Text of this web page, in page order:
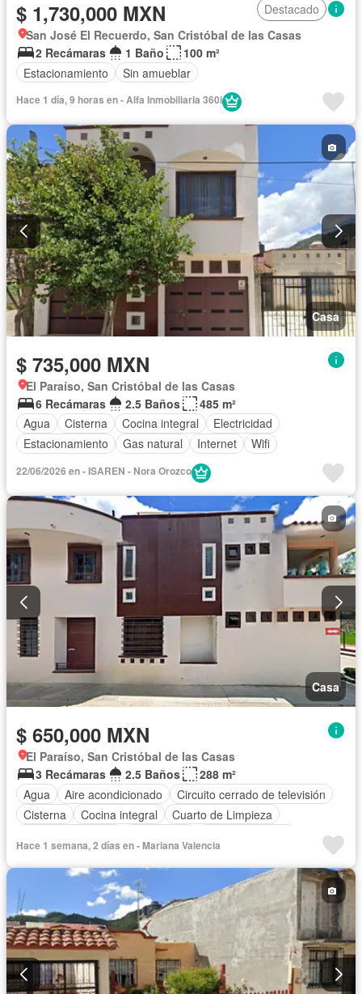
$ 1,730,000 MXN
Destacado
San José El Recuerdo, San Cristóbal de las Casas
2 Recámaras
1 Baño
100 m²
Estacionamiento
Sin amueblar
Hace 1 día, 9 horas en - Alfa Inmobiliaria 360i
Casa
$ 735,000 MXN
El Paraíso, San Cristóbal de las Casas
6 Recámaras
2.5 Baños
485 m²
Agua
Cisterna Cocina integral
Electricidad
Estacionamiento
Gas natural Internet Wifi
22/06/2026 en - ISAREN - Nora Orozco
Casa
$ 650,000 MXN
El Paraíso, San Cristóbal de las Casas
3 Recámaras
2.5 Baños
288 m²
Agua
Aire acondicionado
Circuito cerrado de televisión
Cisterna
Cocina integral
Cuarto de Limpieza
Gas natural
Internet Seguridad
Televisión por cable
Hace 1 semana, 2 días en - Mariana Valencia